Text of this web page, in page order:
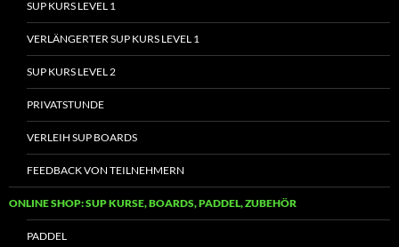
SUP KURS LEVEL 1
VERLÄNGERTER SUP KURS LEVEL 1
SUP KURS LEVEL 2
PRIVATSTUNDE
VERLEIH SUP BOARDS
FEEDBACK VON TEILNEHMERN
ONLINE SHOP: SUP KURSE, BOARDS, PADDEL, ZUBEHÖR
PADDEL